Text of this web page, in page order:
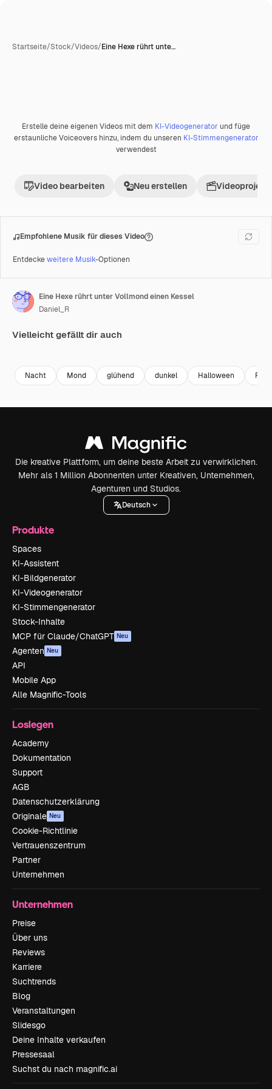
Startseite/Stock/Videos/Eine Hexe rührt unte…
Premium
Erstelle deine eigenen Videos mit dem KI-Videogenerator und füge
erstaunliche Voiceovers hinzu, indem du unseren KI-Stimmengenerator
verwendest
Video bearbeiten Neu erstellen Videoprojekt
Empfohlene Musik für dieses Video
Entdeckeweitere Musik-Optionen
Eine Hexe rührt unter Vollmond einen Kessel
Daniel_R
Vielleicht gefällt dir auch
Nacht Mond glühend dunkel Halloween Frau
Die kreative Plattform, um deine beste Arbeit zu verwirklichen.
Mehr als 1 Million Abonnenten unter Kreativen, Unternehmen,
Agenturen und Studios.
Deutsch
Produkte
Spaces
KI-Assistent
KI-Bildgenerator
KI-Videogenerator
KI-Stimmengenerator
Stock-Inhalte
MCP für Claude/ChatGPT Neu
Agenten Neu
API
Mobile App
Alle Magnific-Tools
Loslegen
Academy
Dokumentation
Support
AGB
Datenschutzerklärung
Originale Neu
Cookie-Richtlinie
Vertrauenszentrum
Partner
Unternehmen
Unternehmen
Preise
Über uns
Reviews
Karriere
Suchtrends
Blog
Veranstaltungen
Slidesgo
Deine Inhalte verkaufen
Pressesaal
Suchst du nach magnific.ai